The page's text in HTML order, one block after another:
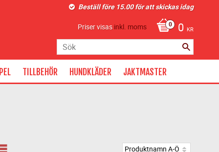
Beställ före 15.00 för att skickas idag
0 KR
Priser visasinkl. moms
TILLBEHÖR HUNDKLÄDER JAKTMASTER